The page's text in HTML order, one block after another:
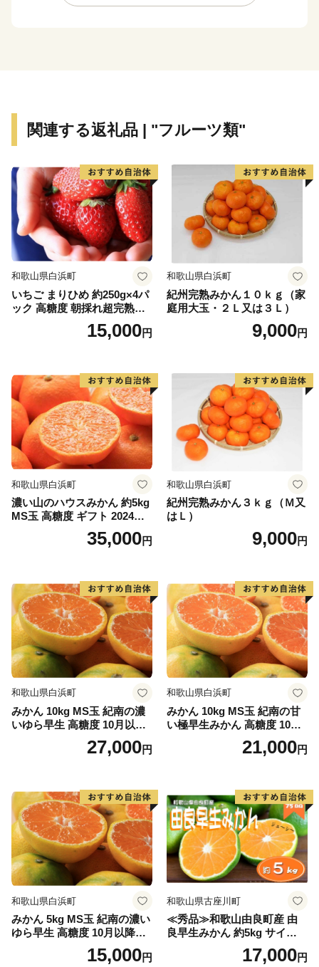
関連する返礼品 | "フルーツ類"
和歌山県白浜町
いちご まりひめ 約250g×4パ
ック 高糖度 朝採れ超完熟ま
りひめ 1月以降発送分
15,000円
和歌山県白浜町
紀州完熟みかん１０ｋｇ（家
庭用大玉・２Ｌ又は３Ｌ）
9,000円
和歌山県白浜町
濃い山のハウスみかん 約5kg
MS玉 高糖度 ギフト 2024年7
35,000円
和歌山県白浜町
紀州完熟みかん３ｋｇ（Ｍ又
はＬ）
9,000円
和歌山県白浜町
みかん 10kg MS玉 紀南の濃
いゆら早生 高糖度 10月以降
発送 マルチ被覆栽培27,000円
和歌山県白浜町
みかん 10kg MS玉 紀南の甘
い極早生みかん 高糖度 10月
以降発送 マルチ被覆栽培
21,000円
和歌山県白浜町
みかん 5kg MS玉 紀南の濃い
ゆら早生 高糖度 10月以降発
送 マルチ被覆栽培15,000円
和歌山県古座川町
≪秀品≫和歌山由良町産 由
良早生みかん 約5kg サイズお
まかせ【sml106C】17,000円